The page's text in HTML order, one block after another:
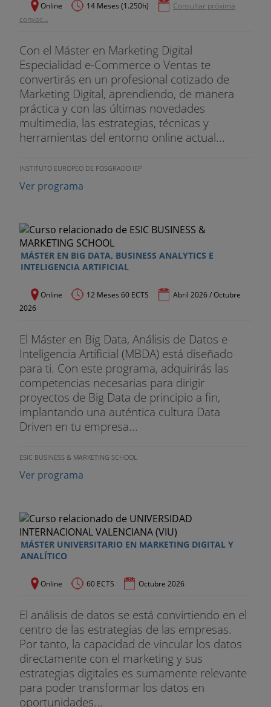
Marketing de afiliación
Email marketing de adquisición
TEMA 5 Mix Digital: Convertir
Marketing de Front-end
Diseño y Usabilidad
Inteligencia de Clientes y Gestión de Bases de
Datos
CRM Social y Segmentación
Marketing 1x1 y personalización
retención
TEMA 7 Mix Digital: Medir Analizar
Analítica Web: Métricas cualitativas y cuantitativas
Reputación Online Social y el Net Promoter Score
Planificar para evitar los pecados del marketing
digital.
BLOQUE III GOOGLE ADWORDS
GOOGLE ADWORDS BÁSICO
TEMA 1 Introducción a Google AdWords
Marco de referencia
Google AdWords
Navegadores compatibles con Google AdWords
TEMA 2 Definiciones básicas
Online 14 Meses (1.250h)
Consultar próxima
convoc...
Con el Máster en Marketing Digital
Especialidad e-Commerce o Ventas te
convertirás en un profesional cotizado de
Marketing Digital, aprendiendo, de manera
práctica y con las últimas novedades
multimedia, las estrategias, técnicas y
herramientas del entorno online actual...
INSTITUTO EUROPEO DE POSGRADO IEP
Ver programa
MÁSTER EN BIG DATA, BUSINESS ANALYTICS E
INTELIGENCIA ARTIFICIAL
Online 12 Meses 60 ECTS
Abril 2026 / Octubre
2026
El Máster en Big Data, Análisis de Datos e
Inteligencia Artificial (MBDA) está diseñado
para ti. Con este programa, adquirirás las
competencias necesarias para dirigir
proyectos de Big Data de principio a fin,
implantando una auténtica cultura Data
Driven en tu empresa...
ESIC BUSINESS & MARKETING SCHOOL
Ver programa
MÁSTER UNIVERSITARIO EN MARKETING DIGITAL Y
ANALÍTICO
Online 60 ECTS Octubre 2026
El análisis de datos se está convirtiendo en el
centro de las estrategias de las empresas.
Por tanto, la capacidad de vincular los datos
directamente con el marketing y sus
estrategias digitales es sumamente relevante
para poder transformar los datos en
oportunidades...